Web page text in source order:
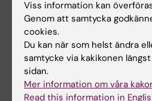
Tags
Beroendeforskning
Viss information kan
Genom att samtycka
cookies.
Du kan när som helst ändra
samtycke via kakikonen
sidan.
Mer information om våra
Read this information in